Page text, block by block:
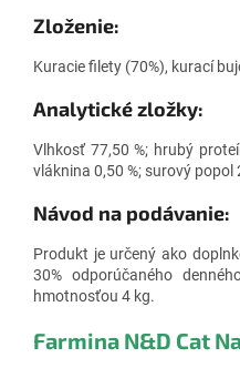
Zloženie:
Kuracie filety (70%), kurací
Analytické zložky:
Vlhkosť 77,50 %; hrubý
vláknina 0,50 %; surový popol
Návod na podávanie:
Produkt je určený ako
30% odporúčaného
hmotnosťou 4 kg.
Farmina N&D Cat